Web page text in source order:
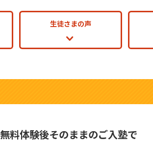
生徒さまの声
無料体験後そのままのご入塾で